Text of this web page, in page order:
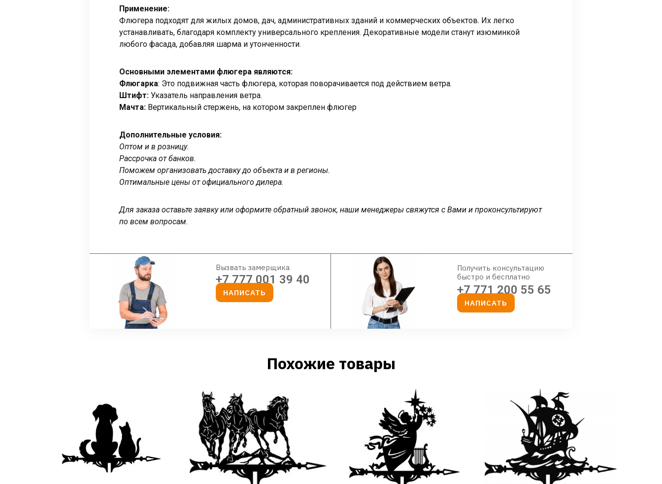
Применение:
Флюгера подходят для жилых домов, дач, административных зданий и коммерческих объектов. Их легко
устанавливать, благодаря комплекту универсального крепления. Декоративные модели станут изюминкой
любого фасада, добавляя шарма и утонченности.
Основными элементами флюгера являются:
Флюгарка: Это подвижная часть флюгера, которая поворачивается под действием ветра.
Штифт: Указатель направления ветра.
Мачта: Вертикальный стержень, на котором закреплен флюгер
Дополнительные условия:
Оптом и в розницу.
Рассрочка от банков.
Поможем организовать доставку до объекта и в регионы.
Оптимальные цены от официального дилера.
Для заказа оставьте заявку или оформите обратный звонок, наши менеджеры свяжутся с Вами и проконсультируют
по всем вопросам.
Вызвать замерщика
+7 777 001 39 40
НАПИСАТЬ
Получить консультацию
быстро и бесплатно
+7 771 200 55 65
НАПИСАТЬ
Похожие товары